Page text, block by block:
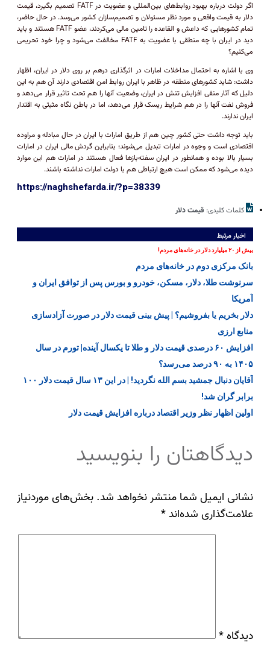
اگر دولت درباره بهبود روابط‌های بین‌المللی و عضویت در FATF تصمیم بگیرد، قیمت
دلار به قیمت واقعی و مورد نظر مسئولان و تصمیم‌سازان کشور می‌رسد. در حال حاضر،
تمام کشور‌هایی که داعش و القاعده را تامین مالی می‌کردند، عضو FATF هستند و باید
دید در ایران با چه منطقی با عضویت به FATF مخالفت می‌شود و چرا خود تحریمی
می‌کنیم؟
وی با اشاره به احتمال مداخلات امارات در اثرگذاری درهم بر روی دلار در ایران، اظهار
داشت: شاید کشور‌های منطقه در ظاهر با ایران روابط امن اقتصادی دارند آن هم به این
دلیل که آثار منفی افزایش تنش در ایران، وضعیت آنها را هم تحت تاثیر قرار می‌دهد و
فروش نفت آنها را در هم شرایط ریسک قرار می‌دهد، اما در باطن نگاه مثبتی به اقتدار
ایران ندارند.
باید توجه داشت حتی کشور چین هم از طریق امارات با ایران در حال مبادله و مراوده
اقتصادی است و وجوه در امارات تبدیل می‌شوند؛ بنابراین گردش مالی ایران در امارات
بسیار بالا بوده و همانطور در ایران سفته‌باز‌ها فعال هستند در امارات هم این موارد
دیده می‌شود که ممکن است هیچ ارتباطی هم با دولت امارات نداشته باشند.
https://naghshefarda.ir/?p=38339
کلمات کلیدی: قیمت دلار
اخبار مرتبط
بیش از ۲۰ میلیارد دلار در خانه‌های مردم!
بانک مرکزی دوم در خانه‌های مردم
سرنوشت طلا، دلار، مسکن، خودرو و بورس پس از توافق ایران و
آمریکا
دلار بخریم یا بفروشیم؟ | پیش بینی قیمت دلار در صورت آزادسازی
منابع ارزی
افزایش ۶۰ درصدی قیمت دلار و طلا تا یکسال آینده| تورم در سال
۱۴۰۵ به ۹۰ درصد می‌رسد؟
آقایان دنبال جمشید بسم الله نگردید! | در این ۱۳ سال قیمت دلار ۱۰۰
برابر گران شد!
اولین اظهار نظر وزیر اقتصاد درباره افزایش قیمت دلار
دیدگاهتان را بنویسید
نشانی ایمیل شما منتشر نخواهد شد. بخش‌های موردنیاز
علامت‌گذاری شده‌اند*
دیدگاه *